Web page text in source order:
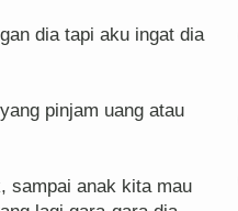
dia tapi aku ingat dia
pinjam uang atau
sampai anak kita mau